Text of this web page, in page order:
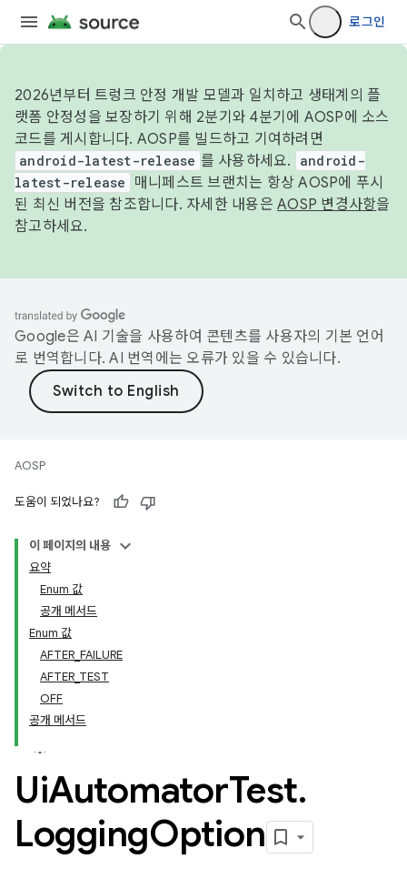
로그인
2026년부터 트렁크 안정 개발 모델과 일치하고 생태계의 플
랫폼 안정성을 보장하기 위해 2분기와 4분기에 AOSP에 소스
코드를 게시합니다. AOSP를 빌드하고 기여하려면
android-latest-release 를 사용하세요.
android-
latest-release
매니페스트 브랜치는 항상 AOSP에 푸시
된 최신 버전을 참조합니다. 자세한 내용은 AOSP 변경사항을
참고하세요.
Google은 AI 기술을 사용하여 콘텐츠를 사용자의 기본 언어
로 번역합니다. AI 번역에는 오류가 있을 수 있습니다.
AOSP
도움이 되었나요?
이 페이지의 내용
요약
Enum 값
공개 메서드
Enum 값
AFTER_FAILURE
AFTER_TEST
OFF
공개 메서드
UiAutomatorTest.
LoggingOption